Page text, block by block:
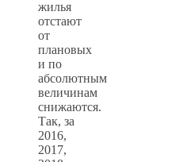
жилья
отстают
от
плановых
и по
абсолютным
величинам
снижаются.
Так, за
2016,
2017,